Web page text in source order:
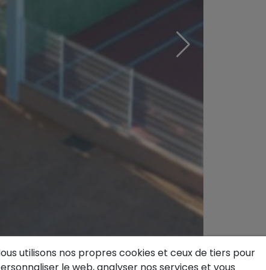
utilisons nos propres cookies et ceux de tiers pour
le web, analyser nos services et vous